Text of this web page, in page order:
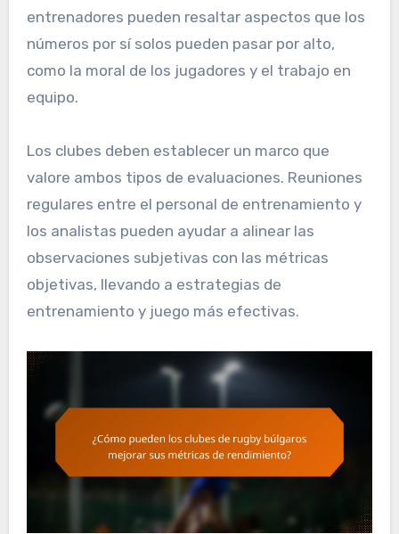
entrenadores pueden resaltar aspectos que los
números por sí solos pueden pasar por alto,
como la moral de los jugadores y el trabajo en
equipo.
Los clubes deben establecer un marco que
valore ambos tipos de evaluaciones. Reuniones
regulares entre el personal de entrenamiento y
los analistas pueden ayudar a alinear las
observaciones subjetivas con las métricas
objetivas, llevando a estrategias de
entrenamiento y juego más efectivas.